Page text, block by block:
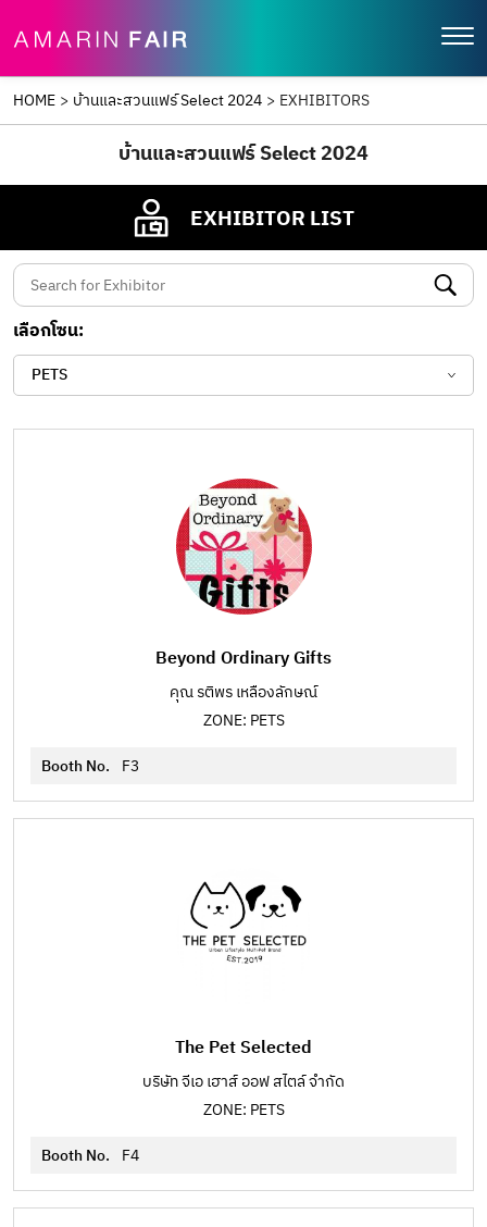
HOME > บ้านและสวนแฟร์ Select 2024 > EXHIBITORS
บ้านและสวนแฟร์ Select 2024
EXHIBITOR LIST
เลือกโซน:
PETS
Beyond Ordinary Gifts
คุณ รติพร เหลืองลักษณ์
ZONE: PETS
Booth No. F3
The Pet Selected
บริษัท จีเอ เฮาส์ ออฟ สไตล์ จำกัด
ZONE: PETS
Booth No. F4